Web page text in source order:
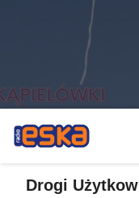
Drogi